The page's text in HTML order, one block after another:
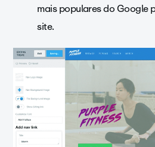
mais populares do Google
site.